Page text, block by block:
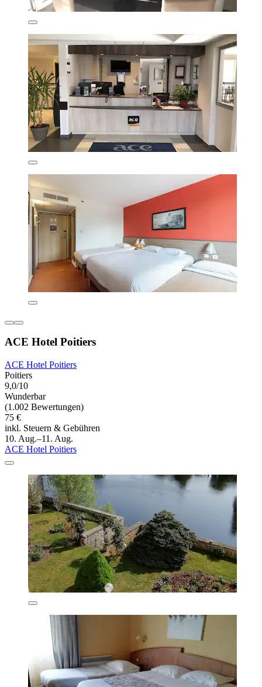
ACE Hotel Poitiers
ACE Hotel Poitiers
Poitiers
9,0/10
Wunderbar
(1.002 Bewertungen)
75 €
inkl. Steuern & Gebühren
10. Aug.–11. Aug.
ACE Hotel Poitiers